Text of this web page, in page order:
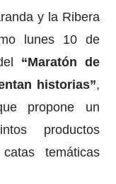
y la Ribera
lunes 10 de
“Maratón de
historias”,
propone un
productos
temáticas